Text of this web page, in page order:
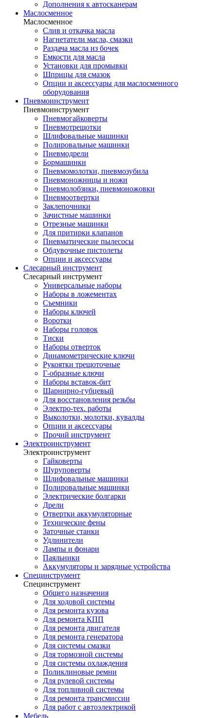
Дополнения к автосканерам
Маслосменное
Маслосменное
Слив и откачка масла
Нагнетатели масла, смазки
Раздача масла из бочек
Емкости для масла
Установки для промывки
Шприцы для смазок
Опции и аксессуары для маслосменного
оборудования
Пневмоинструмент
Пневмоинструмент
Пневмогайковерты
Пневмотрещотки
Шлифовальные машинки
Полировальные машинки
Пневмодрели
Бормашинки
Пневмомолотки, пневмозубила
Пневмоножницы и ножи
Пневмолобзики, пневмоножовки
Пневмоотвертки
Заклепочники
Зачистные машинки
Отрезные машинки
Для притирки клапанов
Пневматические пылесосы
Обдувочные пистолеты
Опции и аксессуары
Слесарный инструмент
Слесарный инструмент
Универсальные наборы
Наборы в ложементах
Съемники
Наборы ключей
Воротки
Наборы головок
Тиски
Наборы отверток
Динамометрические ключи
Рукоятки трещоточные
Г-образные ключи
Наборы вставок-бит
Шарнирно-губцевый
Для восстановления резьбы
Электро-тех. работы
Выколотки, молотки, кувалды
Опции и аксессуары
Прочий инструмент
Электроинструмент
Электроинструмент
Гайковерты
Шуруповерты
Шлифовальные машинки
Полировальные машинки
Электрические болгарки
Дрели
Отвертки аккумуляторные
Технические фены
Заточные станки
Удлинители
Лампы и фонари
Паяльники
Аккумуляторы и зарядные устройства
Специнструмент
Специнструмент
Общего назначения
Для ходовой системы
Для ремонта кузова
Для ремонта КПП
Для ремонта двигателя
Для ремонта генератора
Для системы смазки
Для тормозной системы
Для системы охлаждения
Поликлиновые ремни
Для рулевой системы
Для топливной системы
Для ремонта трансмиссии
Для работ с автоэлектрикой
Мебель